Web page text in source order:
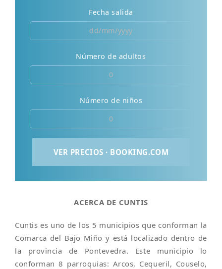
Fecha salida
Número de adultos
Número de niños
ACERCA DE CUNTIS
Cuntis es uno de los 5 municipios que conforman la
Comarca del Bajo Miño y está localizado dentro de
la provincia de Pontevedra. Este municipio lo
conforman 8 parroquias: Arcos, Cequeril, Couselo,